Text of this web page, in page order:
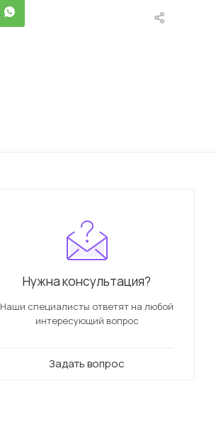
Нужна консультация?
Наши специалисты ответят на любой
интересующий вопрос
Задать вопрос